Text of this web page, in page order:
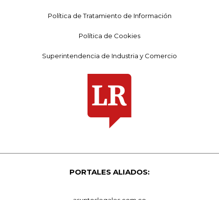
Política de Tratamiento de Información
Política de Cookies
Superintendencia de Industria y Comercio
PORTALES ALIADOS: